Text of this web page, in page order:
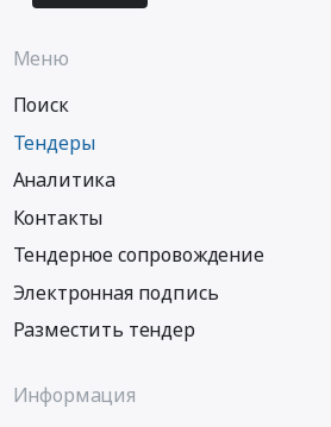
Меню
Поиск
Тендеры
Аналитика
Контакты
Тендерное сопровождение
Электронная подпись
Разместить тендер
Информация